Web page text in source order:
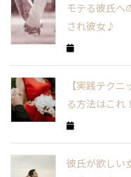
モテる彼氏へ
され彼女♪
【実践テク
る方法はこれ
彼氏が欲しい